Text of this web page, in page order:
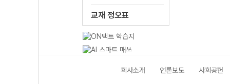
교재 정오표
회사소개 언론보도 사회공헌